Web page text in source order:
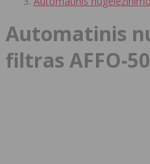
Automatinis
filtras AFFO-